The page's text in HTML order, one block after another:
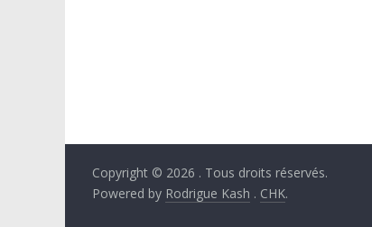
Copyright © 2026 . Tous droits réservés.
Powered by Rodrigue Kash . CHK.